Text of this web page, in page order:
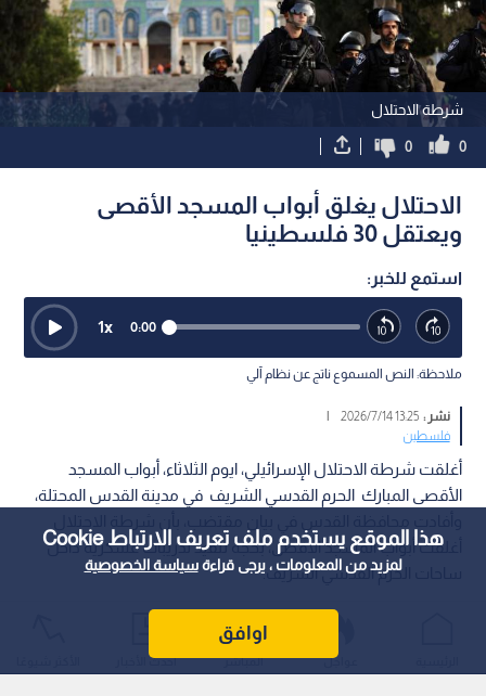
هذا الموقع يستخدم ملف تعريف الارتباط Cookie
لمزيد من المعلومات ، يرجى قراءةسياسة الخصوصية
اوافق
شرطة الاحتلال
0
0
الاحتلال يغلق أبواب المسجد الأقصى
ويعتقل 30 فلسطينيا
استمع للخبر:
0:00
1x
ملاحظة: النص المسموع ناتج عن نظام آلي
نشر :13:25 2026/7/14
|
فلسطين
أغلقت شرطة الاحتلال الإسرائيلي، ايوم الثلاثاء، أبواب المسجد
الأقصى المبارك الحرم القدسي الشريف في مدينة القدس المحتلة،
أغلقت أبواب المسجد الأقصى، بحجة تنفيذ تدريبات عسكرية داخل
ساحات الحرم القدسي الشريف.
عواجل المباشر أحدث الأخبار